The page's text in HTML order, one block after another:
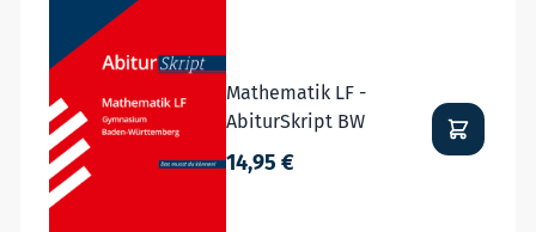
Mathematik LF -
AbiturSkript BW
14,95 €